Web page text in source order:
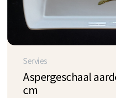
Servies
Aspergeschaal
cm